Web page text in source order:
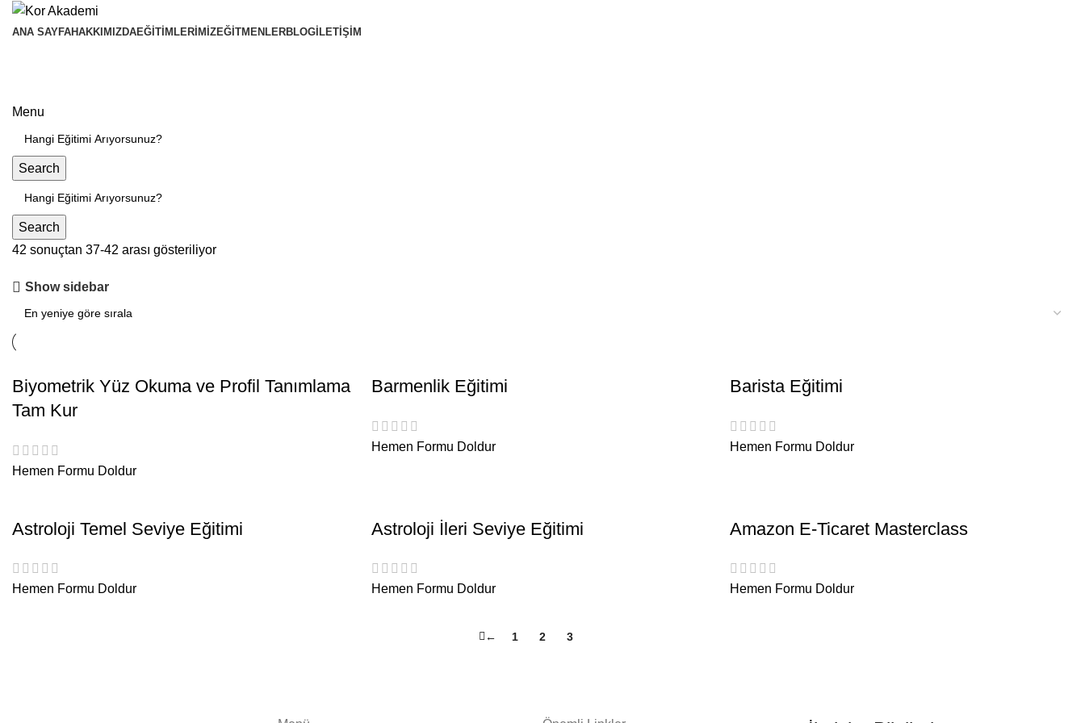
ANA SAYFAHAKKIMIZDAEĞITIMLERIMIZEĞITMENLERBLOG İLETIŞIM
Menu
Search
Search
42 sonuçtan 37-42 arası gösteriliyor
Show sidebar
Biyometrik Yüz Okuma ve Profil Tanımlama
Tam Kur
Hemen Formu Doldur
Barmenlik Eğitimi
Hemen Formu Doldur
Barista Eğitimi
Hemen Formu Doldur
Astroloji Temel Seviye Eğitimi
Hemen Formu Doldur
Astroloji İleri Seviye Eğitimi
Hemen Formu Doldur
Amazon E-Ticaret Masterclass
Hemen Formu Doldur
← 1 2 3